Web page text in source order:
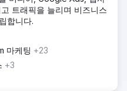
트래픽을 늘리며 비즈니스
합니다.
마케팅 +23
+3